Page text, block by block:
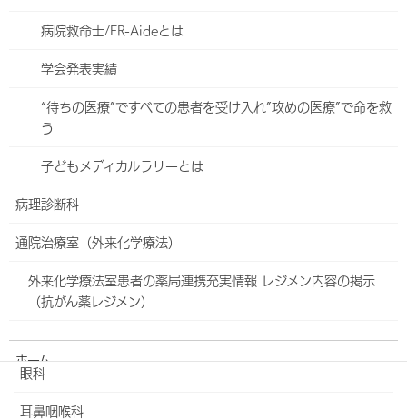
お祝い膳
アロマセラピー
助産師外来のご案内
足と傷のセンター
眼科
耳鼻咽喉科
病院救命士/ER-Aideとは
学会発表実績
“待ちの医療”ですべての患者を受け入れ”攻めの医療”で命を救
う
子どもメディカルラリーとは
病理診断科
通院治療室（外来化学療法）
外来化学療法室患者の薬局連携充実情報 レジメン内容の掲示
（抗がん薬レジメン）
ホーム